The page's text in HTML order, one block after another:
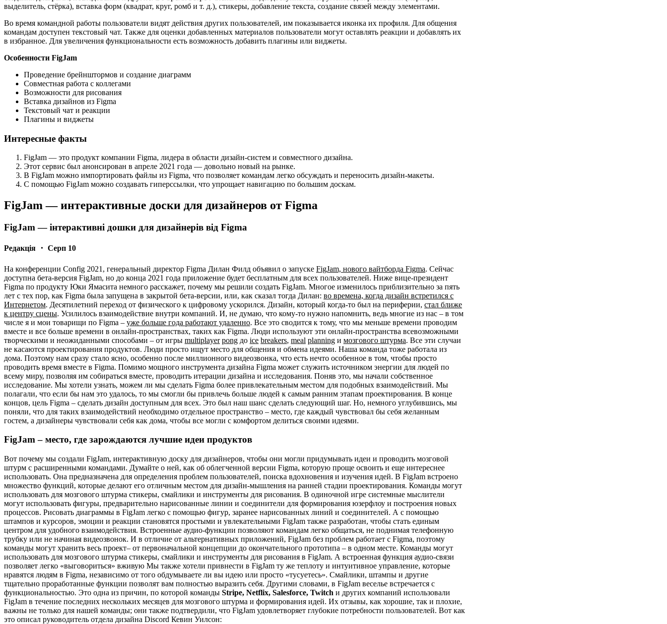
выделитель, стёрка), вставка форм (квадрат, круг, ромб и т. д.), стикеры, добавление текста, создание связей между элементами.
Во время командной работы пользователи видят действия других пользователей, им показывается иконка их профиля. Для общения
командам доступен текстовый чат. Также для оценки добавленных материалов пользователи могут оставлять реакции и добавлять их
в избранное. Для увеличения функциональности есть возможность добавить плагины или виджеты.
Особенности FigJam
Проведение брейнштормов и создание диаграмм
Совместная работа с коллегами
Возможности для рисования
Вставка дизайнов из Figma
Текстовый чат и реакции
Плагины и виджеты
Интересные факты
FigJam — это продукт компании Figma, лидера в области дизайн-систем и совместного дизайна.
Этот сервис был анонсирован в апреле 2021 года — довольно новый на рынке.
В FigJam можно импортировать файлы из Figma, что позволяет командам легко обсуждать и переносить дизайн-макеты.
С помощью FigJam можно создавать гиперссылки, что упрощает навигацию по большим доскам.
FigJam — интерактивные доски для дизайнеров от Figma
FigJam — інтерактивні дошки для дизайнерів від Figma
Редакція ・ Серп 10
На конференции Config 2021, генеральный директор Figma Дилан Филд объявил о запуске FigJam, нового вайтборда Figma. Сейчас
доступна бета-версия FigJam, но до конца 2021 года приложение будет бесплатным для всех пользователей. Ниже вице-президент
Figma по продукту Юки Ямасита немного расскажет, почему мы решили создать FigJam. Многое изменилось приблизительно за пять
лет с тех пор, как Figma была запущена в закрытой бета-версии, или, как сказал тогда Дилан: во времена, когда дизайн встретился с
Интернетом. Десятилетний переход от физического к цифровому ускорился. Дизайн, который когда-то был на периферии, стал ближе
к центру сцены. Усилилось взаимодействие внутри компаний. И, не думаю, что кому-то нужно напомнить, ведь многие из нас – в том
числе я и мои товарищи по Figma – уже больше года работают удаленно. Все это сводится к тому, что мы меньше времени проводим
вместе и все больше времени в онлайн-пространствах, таких как Figma. Люди используют эти онлайн-пространства всевозможными
творческими и неожиданными способами – от игры multiplayer pong до ice breakers, meal planning и мозгового штурма. Все эти случаи
не касаются проектирования продуктов. Люди просто ищут место для общения и обмена идеями. Наша команда тоже работала из
дома. Поэтому нам сразу стало ясно, особенно после миллионного видеозвонка, что есть нечто особенное в том, чтобы просто
проводить время вместе в Figma. Помимо мощного инструмента дизайна Figma может служить источником энергии для людей по
всему миру, позволяя им собираться вместе, проводить итерации дизайна и исследования. Поняв это, мы начали собственное
исследование. Мы хотели узнать, можем ли мы сделать Figma более привлекательным местом для подобных взаимодействий. Мы
полагали, что если бы нам это удалось, то мы смогли бы привлечь больше людей к самым ранним этапам проектирования. В конце
концов, цель Figma – сделать дизайн доступным для всех. Это был наш шанс сделать следующий шаг. Но, немного углубившись, мы
поняли, что для таких взаимодействий необходимо отдельное пространство – место, где каждый чувствовал бы себя желанным
гостем, а дизайнеры чувствовали себя как дома, чтобы все могли с комфортом делиться своими идеями.
FigJam – место, где зарождаются лучшие идеи продуктов
Вот почему мы создали FigJam, интерактивную доску для дизайнеров, чтобы они могли придумывать идеи и проводить мозговой
штурм с расширенными командами. Думайте о ней, как об облегченной версии Figma, которую проще освоить и еще интереснее
использовать. Она предназначена для определения проблем пользователей, поиска вдохновения и изучения идей. В FigJam встроено
множество функций, которые делают его отличным местом для дизайн-мышления на ранней стадии проектирования. Команды могут
использовать для мозгового штурма стикеры, смайлики и инструменты для рисования. В одиночной игре системные мыслители
могут использовать фигуры, предварительно нарисованные линии и соединители для формирования юзерфлоу и построения новых
процессов. Рисовать диаграммы в FigJam легко с помощью фигур, заранее нарисованных линий и соединителей. А с помощью
штампов и курсоров, эмоции и реакции становятся простыми и увлекательными FigJam также разработан, чтобы стать единым
центром для удобного взаимодействия. Встроенные аудио-функции позволяют командам легко общаться, не поднимая телефонную
трубку или не начиная видеозвонок. И в отличие от альтернативных приложений, FigJam без проблем работает с Figma, поэтому
команды могут хранить весь проект– от первоначальной концепции до окончательного прототипа – в одном месте. Команды могут
использовать для мозгового штурма стикеры, смайлики и инструменты для рисования в FigJam. А встроенная функция аудио-связи
позволяет легко «выговориться» вживую Мы также хотели привнести в FigJam ту же теплоту и интуитивное управление, которые
нравятся людям в Figma, независимо от того обдумываете ли вы идею или просто «тусуетесь». Смайлики, штампы и другие
тщательно проработанные функции позволят вам полностью выразить себя. Другими словами, в FigJam веселье встречается с
функциональностью. Это одна из причин, по которой команды Stripe, Netflix, Salesforce, Twitch и других компаний использовали
FigJam в течение последних нескольких месяцев для мозгового штурма и формирования идей. Их отзывы, как хорошие, так и плохие,
важны не только для нашей команды; они также подтвердили, что FigJam удовлетворяет глубокие потребности пользователей. Вот как
это описал руководитель отдела дизайна Discord Кевин Уилсон: